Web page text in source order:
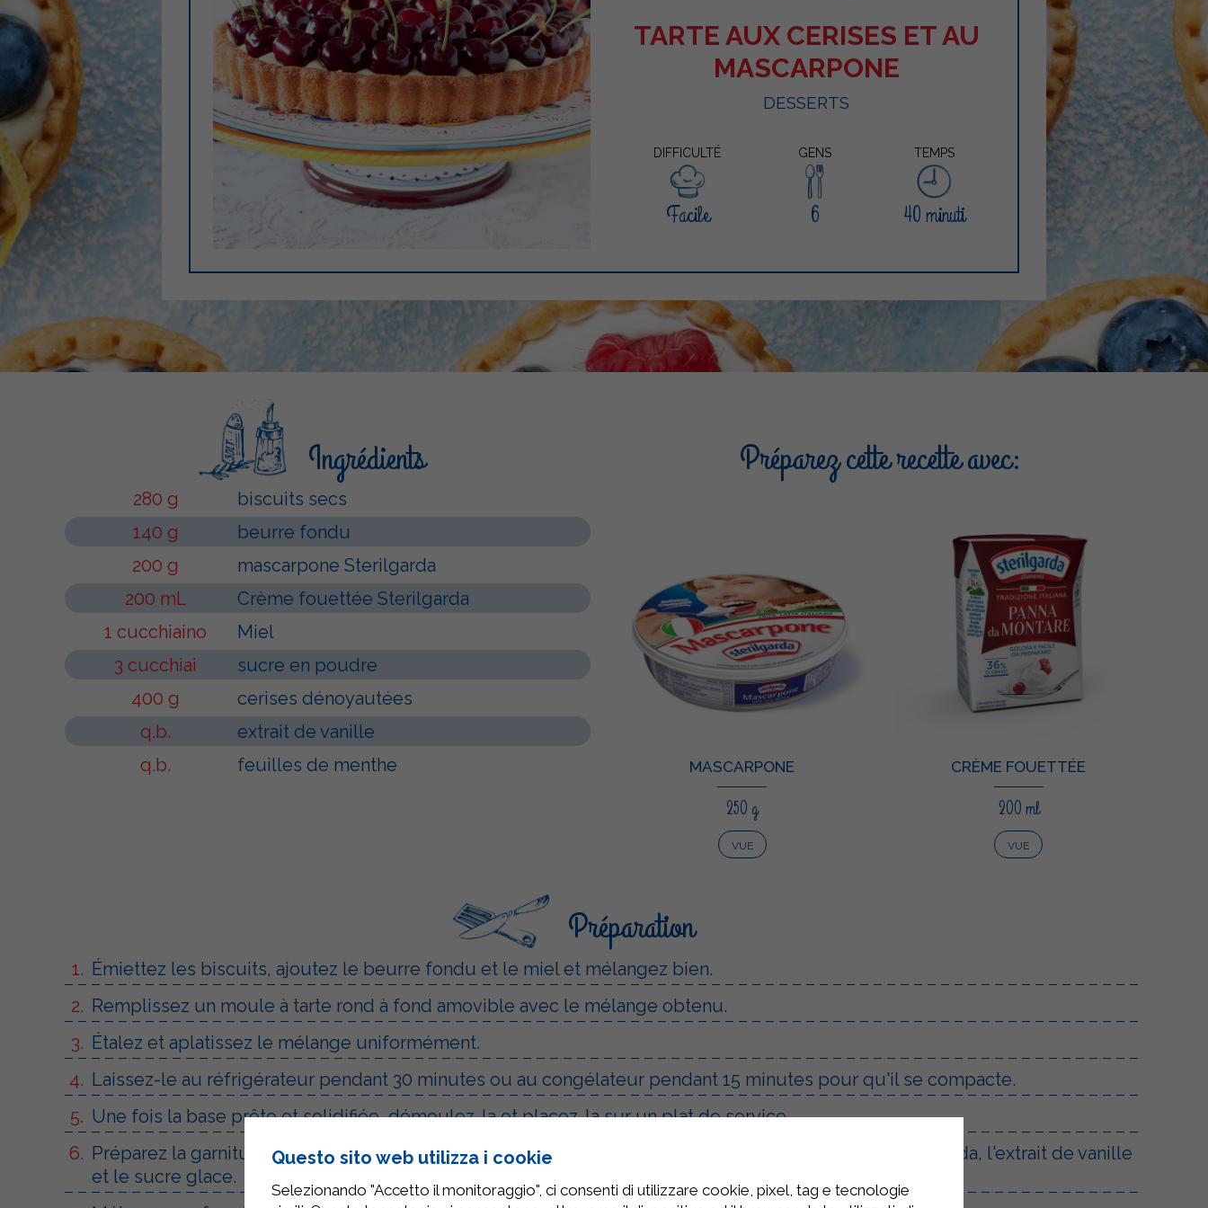
TARTE AUX CERISES ET AU
MASCARPONE
DESSERTS
DIFFICULTÉ GENS TEMPS
Facile 6 40 minuti
Ingrédients
280 g
biscuits secs
140 g
beurre fondu
200 g
mascarpone Sterilgarda
200 mL
Crème fouettée Sterilgarda
1 cucchiaino
Miel
3 cucchiai
sucre en poudre
400 g
cerises dénoyautées
q.b.
extrait de vanille
q.b.
feuilles de menthe
Préparez cette recette avec:
MASCARPONE
250 g
VUE
CRÈME FOUETTÉE
200 ml
VUE
Préparation
Émiettez les biscuits, ajoutez le beurre fondu et le miel et mélangez bien.
Remplissez un moule à tarte rond à fond amovible avec le mélange obtenu.
Étalez et aplatissez le mélange uniformément.
Laissez-le au réfrigérateur pendant 30 minutes ou au congélateur pendant 15 minutes pour qu'il se compacte.
Une fois la base prête et solidifiée, démoulez-la et placez-la sur un plat de service.
Préparez la garniture en mélangeant dans un bol le mascarpone Sterilgarda, la crème fouettée Sterilgarda, l'extrait de vanille
et le sucre glace.
Questo sito web utilizza i cookie
Selezionando "Accetto il monitoraggio", ci consenti di utilizzare cookie, pixel, tag e tecnologie